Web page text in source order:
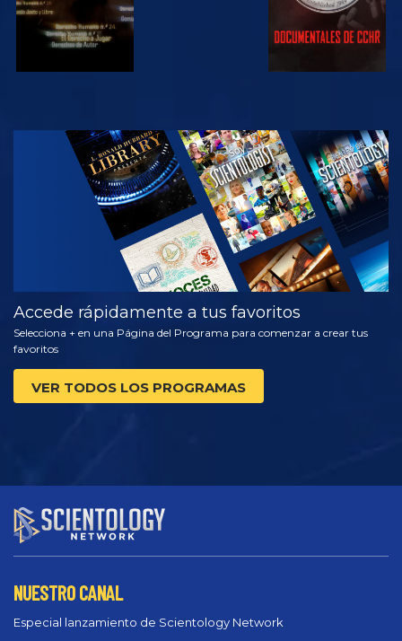
VE
EXPLORA LAS
SERIES
Accede rápidamente a tus favoritos
Selecciona + en una Página del Programa para comenzar a crear tus
favoritos
VER TODOS LOS PROGRAMAS
NUESTRO CANAL
Especial lanzamiento de Scientology Network